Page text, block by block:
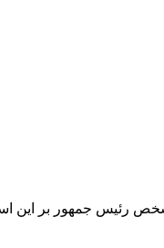
‌جمهور بر این